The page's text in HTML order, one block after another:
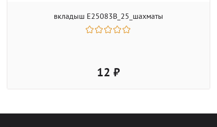
вкладыш E25083B_25_шахматы
12 ₽